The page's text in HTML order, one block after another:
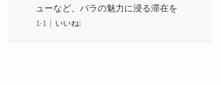
ューなど、バラの魅力に浸る滞在を
いいね: